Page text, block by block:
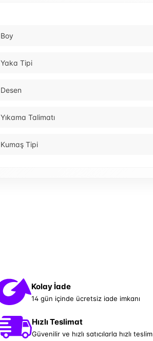
Boy
Yaka Tipi
Desen
Yıkama Talimatı
Kumaş Tipi
Kolay İade
14 gün içinde ücretsiz iade imkanı
Hızlı Teslimat
Güvenilir ve hızlı satıcılarla hızlı teslim